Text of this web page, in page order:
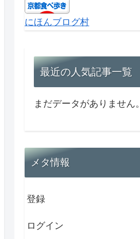
にほんブログ村
最近の人気記事一覧
まだデータがありません。
メタ情報
登録
ログイン